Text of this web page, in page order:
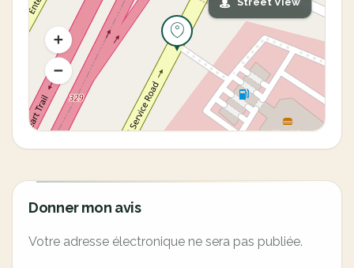
Donner mon avis
Votre adresse électronique ne sera pas publiée.